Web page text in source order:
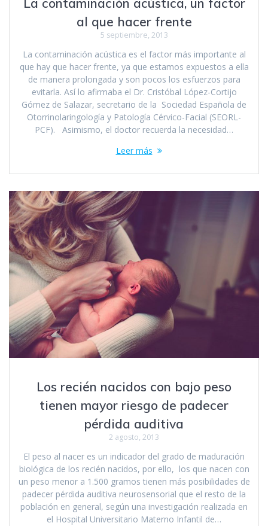
La contaminación acústica, un factor
al que hacer frente
5 septiembre, 2013
La contaminación acústica es el factor más importante al
que hay que hacer frente, ya que estamos expuestos a ella
de manera prolongada y son pocos los esfuerzos para
evitarla. Así lo afirmaba el Dr. Cristóbal López-Cortijo
Gómez de Salazar, secretario de la Sociedad Española de
Otorrinolaringología y Patología Cérvico-Facial (SEORL-
PCF). Asimismo, el doctor recuerda la necesidad…
Leer más
Los recién nacidos con bajo peso
tienen mayor riesgo de padecer
pérdida auditiva
2 agosto, 2013
El peso al nacer es un indicador del grado de maduración
biológica de los recién nacidos, por ello, los que nacen con
un peso menor a 1.500 gramos tienen más posibilidades de
padecer pérdida auditiva neurosensorial que el resto de la
población en general, según una investigación realizada en
el Hospital Universitario Materno Infantil de…